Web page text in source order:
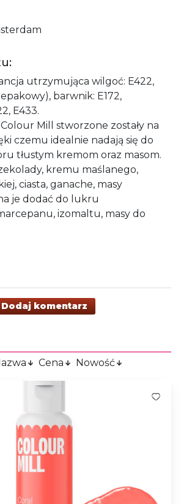
utrzymująca wilgoć: E422,
barwnik: E172,
E433.
Mill stworzone zostały na
czemu idealnie nadają się do
tłustym kremom oraz masom.
kremu maślanego,
ciasta, ganache, masy
je dodać do lukru
izomaltu, masy do
Dodaj komentarz
Cena Nowość